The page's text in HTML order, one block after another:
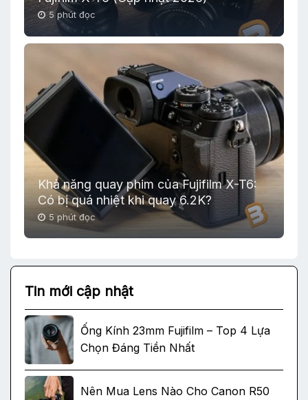
5 phút đọc
Khả năng quay phim của Fujifilm X-T6:
Có bị quá nhiệt khi quay 6.2K?
5 phút đọc
Tin mới cập nhật
Ống Kính 23mm Fujifilm – Top 4 Lựa
Chọn Đáng Tiền Nhất
Nên Mua Lens Nào Cho Canon R50